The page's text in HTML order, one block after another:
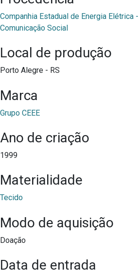
Companhia Estadual de Energia Elétrica
Comunicação Social
Local de produção
Porto Alegre - RS
Marca
Grupo CEEE
Ano de criação
1999
Materialidade
Tecido
Modo de aquisição
Doação
Data de entrada